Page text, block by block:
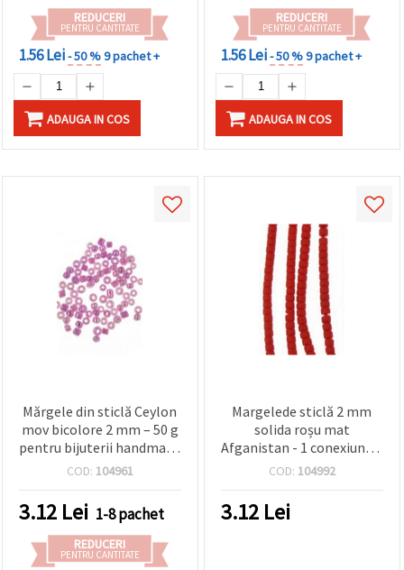
REDUCERI
PENTRU CANTITATE
1.56 Lei- 50 %9 pachet +
ADAUGA IN COS
REDUCERI
PENTRU CANTITATE
1.56 Lei- 50 %9 pachet +
ADAUGA IN COS
Mărgele din sticlă Ceylon
mov bicolore 2 mm – 50 g
pentru bijuterii handmade
și proiecte decorative
COD: 104961
3.12 Lei 1-8 pachet
REDUCERI
PENTRU CANTITATE
Margelede sticlă 2 mm
solida roșu mat
Afganistan - 1 conexiune ~
30 cm
COD: 104992
3.12 Lei